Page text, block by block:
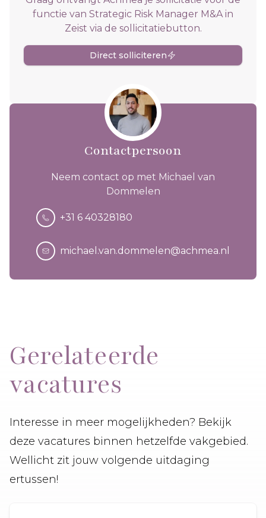
functie van Strategic Risk Manager M&A in
Zeist via de sollicitatiebutton.
Direct solliciteren
Contactpersoon
Neem contact op met Michael van
Dommelen
+31 6 40328180
michael.van.dommelen@achmea.nl
Gerelateerde
vacatures
Interesse in meer mogelijkheden? Bekijk
deze vacatures binnen hetzelfde vakgebied.
Wellicht zit jouw volgende uitdaging
ertussen!